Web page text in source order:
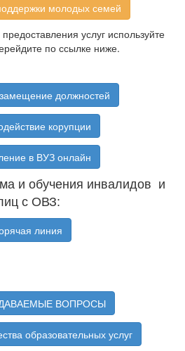
молодых семей
услуг используйте
по ссылке ниже.
должностей
корупции
в ВУЗ онлайн
и обучения инвалидов и
с ОВЗ:
линия
ВОПРОСЫ
образовательных услуг